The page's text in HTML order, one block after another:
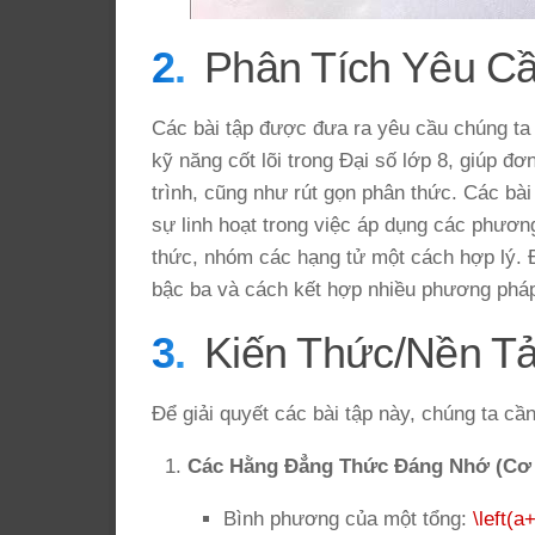
Phân Tích Yêu
Các bài tập được đưa ra yêu cầu chúng
kỹ năng cốt lõi trong Đại số lớp 8, giúp
trình, cũng như rút gọn phân thức. Các
sự linh hoạt trong việc áp dụng các
thức, nhóm các hạng tử một cách hợp lý.
bậc ba và cách kết hợp nhiều phương
Kiến Thức/Nền
Để giải quyết các bài tập này, chúng ta
Các Hằng Đẳng Thức Đáng Nhớ (Cơ
Bình phương của một tổng: